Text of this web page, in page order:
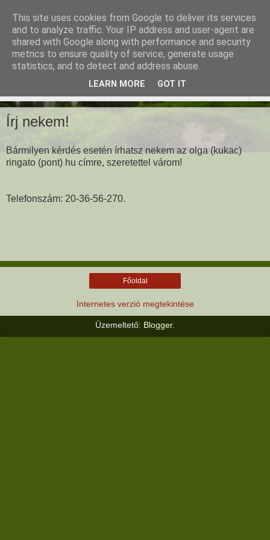
Ringató - Fiskus Olga
foglalkozásai
Írj nekem!
Bármilyen kérdés esetén írhatsz nekem az olga (kukac)
ringato (pont) hu címre, szeretettel várom!
Telefonszám: 20-36-56-270.
Főoldal
Internetes verzió megtekintése
Üzemeltető: Blogger.
This site uses cookies from Google to deliver its services
and to analyze traffic. Your IP address and user-agent are
shared with Google along with performance and security
metrics to ensure quality of service, generate usage
statistics, and to detect and address abuse.
LEARN MORE GOT IT